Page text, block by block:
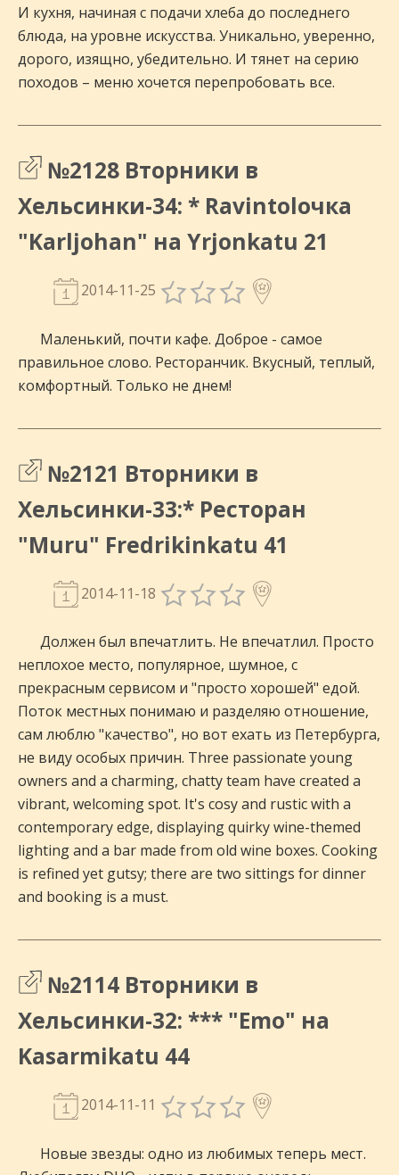
И кухня, начиная с подачи хлеба до последнего
блюда, на уровне искусства. Уникально, уверенно,
дорого, изящно, убедительно. И тянет на серию
походов – меню хочется перепробовать все.
№2128 Вторники в
Хельсинки-34: * Ravintolочка
"Karljohan" на Yrjonkatu 21
2014-11-25
Маленький, почти кафе. Доброе - самое
правильное слово. Ресторанчик. Вкусный, теплый,
комфортный. Только не днем!
№2121 Вторники в
Хельсинки-33:* Ресторан
"Muru" Fredrikinkatu 41
2014-11-18
Должен был впечатлить. Не впечатлил. Просто
неплохое место, популярное, шумное, с
прекрасным сервисом и "просто хорошей" едой.
Поток местных понимаю и разделяю отношение,
сам люблю "качество", но вот ехать из Петербурга,
не виду особых причин. Three passionate young
owners and a charming, chatty team have created a
vibrant, welcoming spot. It's cosy and rustic with a
contemporary edge, displaying quirky wine-themed
lighting and a bar made from old wine boxes. Cooking
is refined yet gutsy; there are two sittings for dinner
and booking is a must.
№2114 Вторники в
Хельсинки-32: *** "Emo" на
Kasarmikatu 44
2014-11-11
Новые звезды: одно из любимых теперь мест.